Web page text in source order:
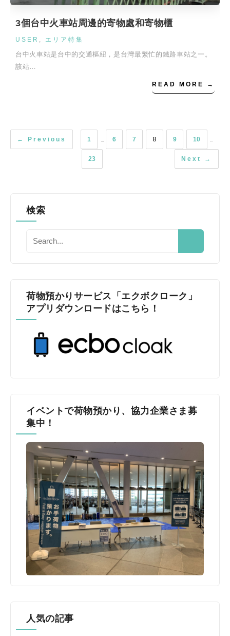
3個台中火車站周邊的寄物處和寄物櫃
USER , エリア特集
台中火車站是台中的交通樞紐，是台灣最繁忙的鐵路車站之一。
該站…
READ MORE →
← Previous 1 … 6 7 8 9 10 …
23 Next →
検索
荷物預かりサービス「エクボクローク」
アプリダウンロードはこちら！
イベントで荷物預かり、協力企業さま募
集中！
人気の記事